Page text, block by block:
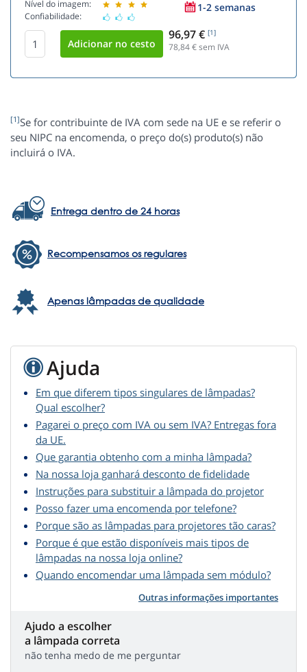
Nível do imagem:
Confiabilidade:
1-2 semanas
96,97 € [1]
78,84€ sem IVA
[1]Se for contribuinte de IVA com sede na UE e se referir o
seu NIPC na encomenda, o preço do(s) produto(s) não
incluirá o IVA.
Entrega dentro de 24 horas
Recompensamos os regulares
Apenas lâmpadas de qualidade
Ajuda
Em que diferem tipos singulares de lâmpadas?
Qual escolher?
Pagarei o preço com IVA ou sem IVA? Entregas fora
da UE.
Que garantia obtenho com a minha lâmpada?
Na nossa loja ganhará desconto de fidelidade
Instruções para substituir a lâmpada do projetor
Posso fazer uma encomenda por telefone?
Porque são as lâmpadas para projetores tão caras?
Porque é que estão disponíveis mais tipos de
lâmpadas na nossa loja online?
Quando encomendar uma lâmpada sem módulo?
Outras informações importantes
Ajudo a escolher
a lâmpada correta
não tenha medo de me perguntar